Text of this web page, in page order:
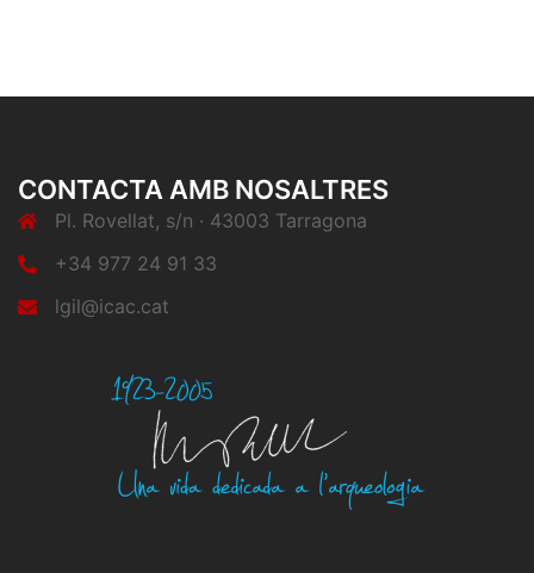
CONTACTA AMB NOSALTRES
Pl. Rovellat, s/n · 43003 Tarragona
+34 977 24 91 33
lgil@icac.cat